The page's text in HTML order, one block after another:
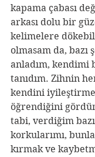
kapama çabası
arkası dolu bir
kelimelere
olmasam da, bazı
anladım, kendimi
tanıdım. Zihnin
kendini
öğrendiğini
tabi, verdiğim
korkularımı,
kırmak ve